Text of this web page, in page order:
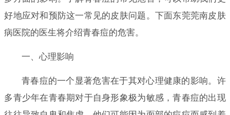
好地应对和预防这一常见的皮肤问题。下面东莞莞南皮肤
病医院的医生将介绍青春痘的危害。
一、心理影响
青春痘的一个显著危害在于其对心理健康的影响。许
多青少年在青春期对于自身形象极为敏感，青春痘的出现